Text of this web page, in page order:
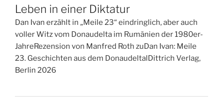
Leben in einer Diktatur
Dan Ivan erzählt in „Meile 23“ eindringlich, aber auch
voller Witz vom Donaudelta im Rumänien der 1980er-
JahreRezension von Manfred Roth zuDan Ivan: Meile
23. Geschichten aus dem DonaudeltalDittrich Verlag,
Berlin 2026